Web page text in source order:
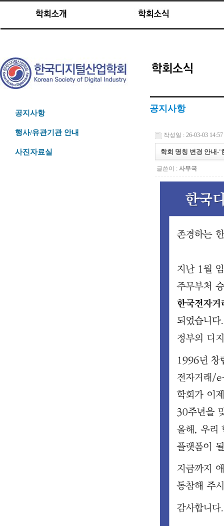
공지사항
행사/유관기관 안내
사진자료실
공지사항
작성일 : 26-03-03 14:57
학회 명칭 변경 안내-
글쓴이 : 사무국